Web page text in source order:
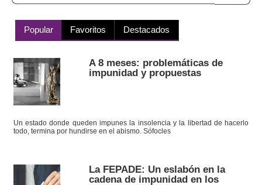
Popular Favoritos Destacados
A 8 meses: problemáticas de
impunidad y propuestas
Un estado donde queden impunes la insolencia y la libertad de hacerlo
todo, termina por hundirse en el abismo. Sófocles
La FEPADE: Un eslabón en la
cadena de impunidad en los